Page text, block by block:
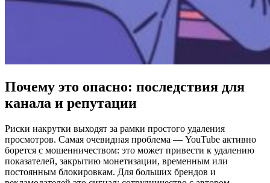
Почему это опасно: последствия для
канала и репутации
Риски накрутки выходят за рамки простого удаления
просмотров. Самая очевидная проблема — YouTube активно
борется с мошенничеством: это может привести к удалению
показателей, закрытию монетизации, временным или
постоянным блокировкам. Для больших брендов и